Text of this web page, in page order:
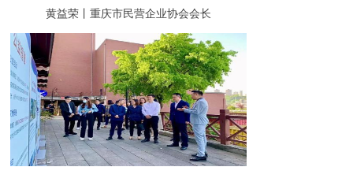
黄益荣丨重庆市民营企业协会会长